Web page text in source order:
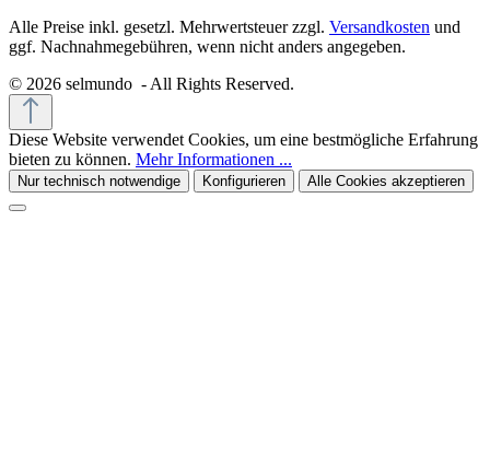
Alle Preise inkl. gesetzl. Mehrwertsteuer zzgl. Versandkosten und
ggf. Nachnahmegebühren, wenn nicht anders angegeben.
© 2026 selmundo - All Rights Reserved.
Diese Website verwendet Cookies, um eine bestmögliche Erfahrung
bieten zu können. Mehr Informationen ...
Nur technisch notwendige Konfigurieren Alle Cookies akzeptieren